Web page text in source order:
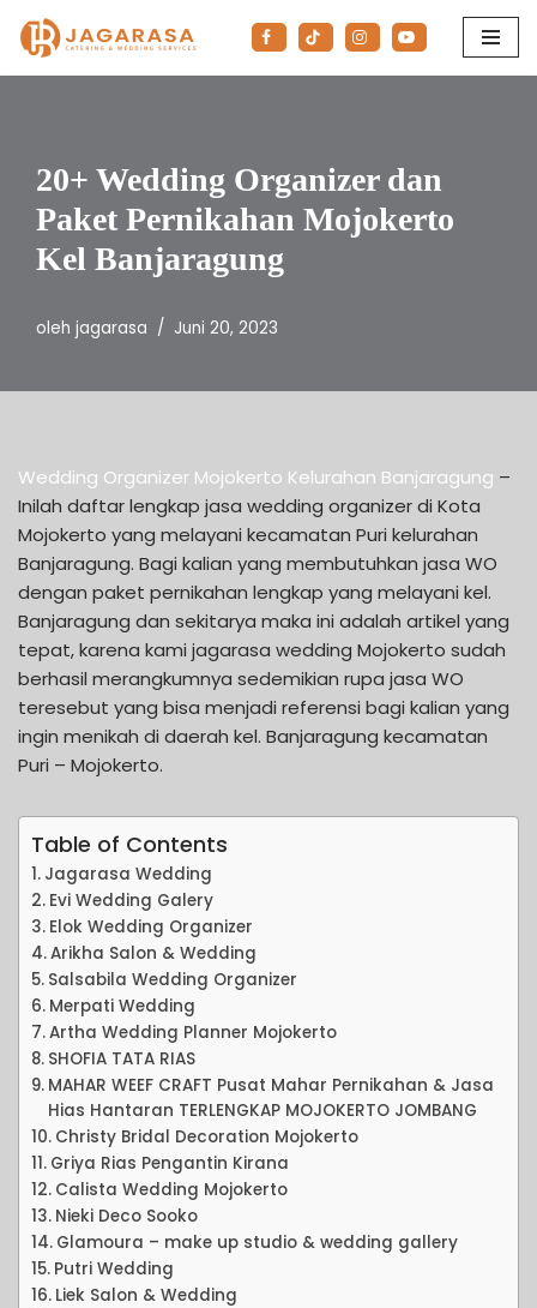
Lompat
20+ Wedding Organizer dan
Paket Pernikahan Mojokerto
Kel Banjaragung
oleh jagarasa Juni 20, 2023
Wedding Organizer Mojokerto Kelurahan Banjaragung –
Inilah daftar lengkap jasa wedding organizer di Kota
Mojokerto yang melayani kecamatan Puri kelurahan
Banjaragung. Bagi kalian yang membutuhkan jasa WO
dengan paket pernikahan lengkap yang melayani kel.
Banjaragung dan sekitarya maka ini adalah artikel yang
tepat, karena kami jagarasa wedding Mojokerto sudah
berhasil merangkumnya sedemikian rupa jasa WO
teresebut yang bisa menjadi referensi bagi kalian yang
ingin menikah di daerah kel. Banjaragung kecamatan
Puri – Mojokerto.
Table of Contents
Jagarasa Wedding
Evi Wedding Galery
Elok Wedding Organizer
Arikha Salon & Wedding
Salsabila Wedding Organizer
Merpati Wedding
Artha Wedding Planner Mojokerto
SHOFIA TATA RIAS
MAHAR WEEF CRAFT Pusat Mahar Pernikahan & Jasa
Hias Hantaran TERLENGKAP MOJOKERTO JOMBANG
Christy Bridal Decoration Mojokerto
Griya Rias Pengantin Kirana
Calista Wedding Mojokerto
Nieki Deco Sooko
Glamoura – make up studio & wedding gallery
Putri Wedding
Liek Salon & Wedding